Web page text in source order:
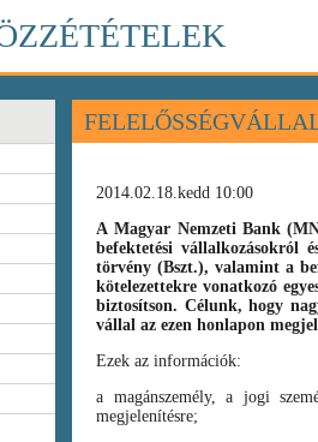
2014.02.18.kedd 10:00
A Magyar Nemzeti Bank
befektetési vállalkozásokról
törvény(Bszt.), valaminta
kötelezettekre vonatkozó
biztosítson. Célunk, hogy
vállal az ezen honlapon
Ezek az információk:
a magánszemély, a jogi
megjelenítésre;